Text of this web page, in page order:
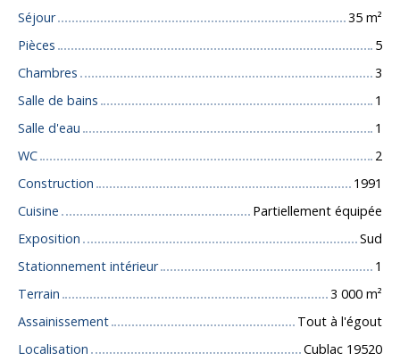
Séjour
35 m²
Pièces
5
Chambres
3
Salle de bains
1
Salle d'eau
1
WC
2
Construction
1991
Cuisine
Partiellement équipée
Exposition
Sud
Stationnement intérieur
1
Terrain
3 000 m²
Assainissement
Tout à l'égout
Localisation
Cublac 19520